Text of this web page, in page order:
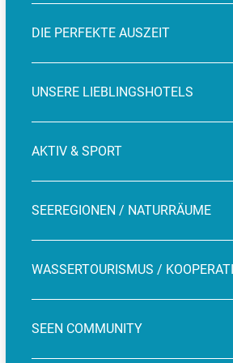
DIE PERFEKTE AUSZEIT
UNSERE LIEBLINGSHOTELS
AKTIV & SPORT
SEEREGIONEN / NATURRÄUME
WASSERTOURISMUS /
SEEN COMMUNITY